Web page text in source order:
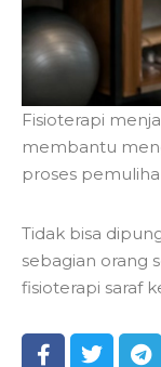
Fisioterapi
membantu
proses
Tidak bisa
sebagian orang
fisioterapi saraf